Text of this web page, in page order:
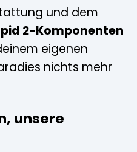
und dem
2-Komponenten
eigenen
nichts mehr
unsere